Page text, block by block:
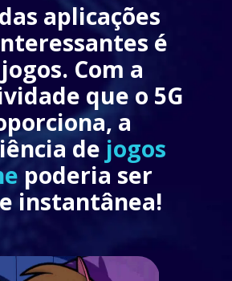
aplicações
é
Com a
que o 5G
a
de jogos
poderia ser
instantânea!